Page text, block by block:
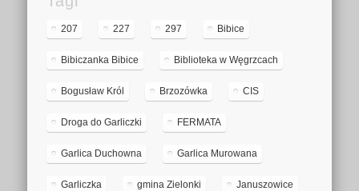
207 227 297 Bibice
Bibiczanka Bibice Biblioteka w Węgrzcach
Bogusław Król Brzozówka CIS
Droga do Garliczki FERMATA
Garlica Duchowna Garlica Murowana
Garliczka gmina Zielonki Januszowice